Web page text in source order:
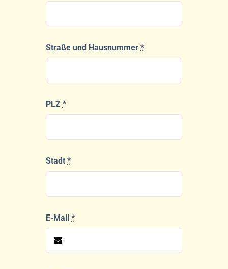
Straße und Hausnummer *
PLZ *
Stadt *
E-Mail *